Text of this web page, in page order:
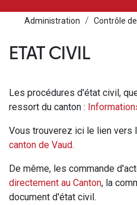
Administration Contrôle
ETAT CIVIL
Les procédures d'état civil,
ressort du canton :
Vous trouverez ici le lien vers
canton de Vaud.
De même, les commande
directement au Canton, la
document d'état civil.